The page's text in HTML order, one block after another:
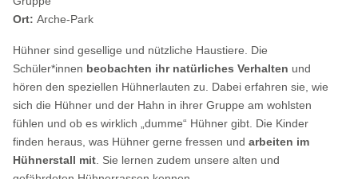
Ort:Arche-Park
Hühner sind gesellige und nützliche Haustiere. Die
Schüler*innen beobachten ihr natürliches Verhalten und
hören den speziellen Hühnerlauten zu. Dabei erfahren sie, wie
sich die Hühner und der Hahn in ihrer Gruppe am wohlsten
fühlen und ob es wirklich „dumme“ Hühner gibt. Die Kinder
finden heraus, was Hühner gerne fressen undarbeiten im
Hühnerstall mit . Sie lernen zudem unsere alten und